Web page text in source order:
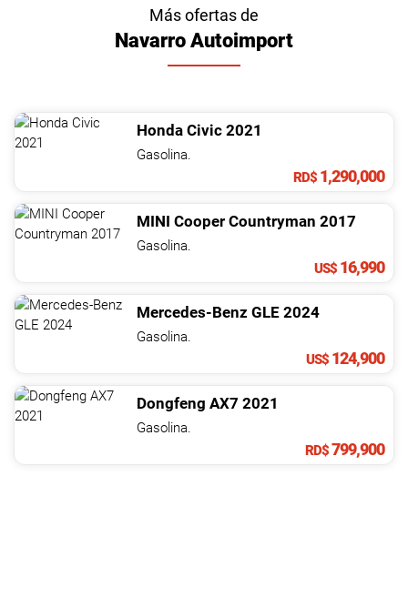
Más ofertas de
Navarro Autoimport
Honda Civic 2021
Gasolina.
RD$ 1,290,000
MINI Cooper Countryman 2017
Gasolina.
US$ 16,990
Mercedes-Benz GLE 2024
Gasolina.
US$ 124,900
Dongfeng AX7 2021
Gasolina.
RD$799,900